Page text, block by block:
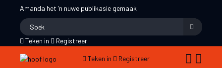
Amanda het ‘n nuwe publikasie gemaak
Teken in Registreer
Teken in Registreer